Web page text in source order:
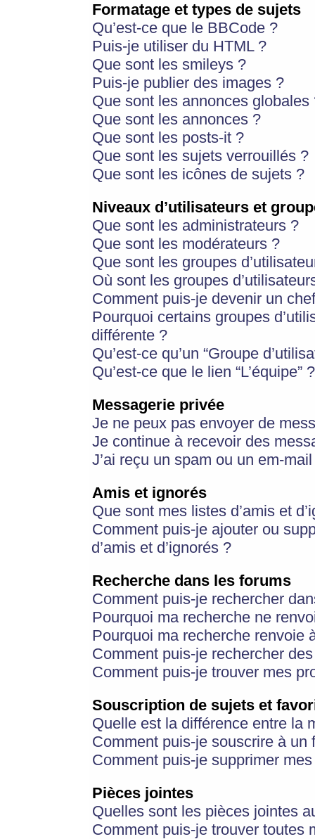
Formatage et types de sujets
Qu’est-ce que le BBCode ?
Puis-je utiliser du HTML ?
Que sont les smileys ?
Puis-je publier des images ?
Que sont les annonces globales
Que sont les annonces ?
Que sont les posts-it ?
Que sont les sujets verrouillés ?
Que sont les icônes de sujets ?
Niveaux d’utilisateurs et
Que sont les administrateurs ?
Que sont les modérateurs ?
Que sont les groupes
Où sont les groupes
Comment puis-je devenir un
Pourquoi certains groupes
différente ?
Qu’est-ce qu’un “Groupe
Qu’est-ce que le lien “L’équipe” ?
Messagerie privée
Je ne peux pas envoyer de
Je continue à recevoir des
J’ai reçu un spam ou un em-
Amis et ignorés
Que sont mes listes d’amis et
Comment puis-je ajouter ou
d’amis et d’ignorés ?
Recherche dans les forums
Comment puis-je rechercher
Pourquoi ma recherche ne
Pourquoi ma recherche renvoie
Comment puis-je rechercher
Comment puis-je trouver mes
Souscription de sujets et
Quelle est la différence entre la
Comment puis-je souscrire à
Comment puis-je supprimer
Pièces jointes
Quelles sont les pièces jointes
Comment puis-je trouver toutes